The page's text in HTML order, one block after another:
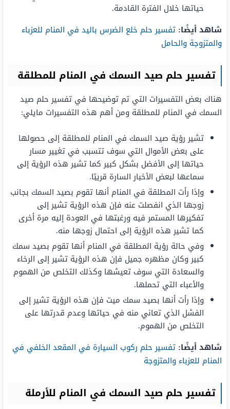
حياتها خلال الفترة القادمة.
شاهد أيضًا: تفسير حلم خلع الضرس باليد في المنام للعزباء
والمتزوجة والحامل
تفسير حلم صيد السمك في المنام للمطلقة
هناك بعض التفسيرات التي تم توضيحها في تفسير حلم صيد
السمك في المنام للمطلقة ومن أهم هذه التفسيرات مايلي:
تشير رؤية صيد السمك في المنام للمطلقة إلى حصولها
على بعض الأموال التي سوف تتسبب في تغيير مسار
حياتها إلى الأفضل بشكل كبير كما تشير هذه الرؤية إلى
سماعها لبعض الأخبار السارة قريبًا.
وإذا رأت المطلقة في المنام أنها تقوم بصيد السمك بجانب
زوجها الذي انفصلت عنه فإن هذه الرؤية تشير إلى
تفكيرها المستمر فيه ورغبتها في العودة إليه مرة أخرى
كما تشير هذه الرؤية إلى احتمال زوجها منه.
وفي حالة رؤية المطلقة في المنام أنها تقوم بصيد سمك
كبير وكان مظهره جميل فإن هذه الرؤية تشير إلى الرخاء
والسعادة التي سوف تعيشها وكذلك التخلص من الهموم
والأعباء التي تحملها.
وإذا رأت أنها بصيد سمك ميت فإن هذه الرؤية تشير إلى
الفشل الذي تعاني منه في حياتها وعدم قدرتها على
التخلص من الهموم.
شاهد أيضًا: تفسير حلم ركوب السيارة في المقعد الخلفي في
المنام للعزباء والمتزوجة
تفسير حلم صيد السمك في المنام للأرملة